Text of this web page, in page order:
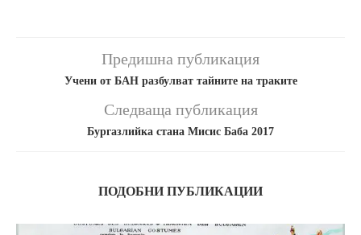
Предишна публикация
Учени от БАН разбулват тайните на траките
Следваща публикация
Бургазлийка стана Мисис Баба 2017
ПОДОБНИ ПУБЛИКАЦИИ